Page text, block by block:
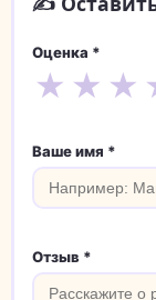
Оценка *
★ ★ ★
Ваше имя *
Отзыв *